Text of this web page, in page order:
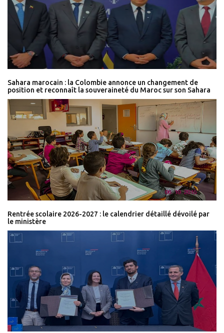
Sahara marocain : la Colombie annonce un changement de
position et reconnaît la souveraineté du Maroc sur son Sahara
Rentrée scolaire 2026-2027 : le calendrier détaillé dévoilé par
le ministère